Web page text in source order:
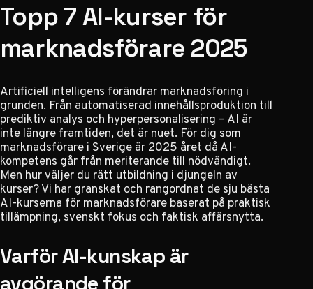
Topp 7 AI-kurser för
marknadsförare 2025
Artificiell intelligens förändrar marknadsföring i
grunden. Från automatiserad innehållsproduktion till
prediktiv analys och hyperpersonalisering – AI är
inte längre framtiden, det är nuet. För dig som
marknadsförare i Sverige är 2025 året då AI-
kompetens går från meriterande till nödvändigt.
Men hur väljer du rätt utbildning i djungeln av
kurser? Vi har granskat och rangordnat de sju bästa
AI-kurserna för marknadsförare baserat på praktisk
tillämpning, svenskt fokus och faktisk affärsnytta.
Varför AI-kunskap är
avgörande för